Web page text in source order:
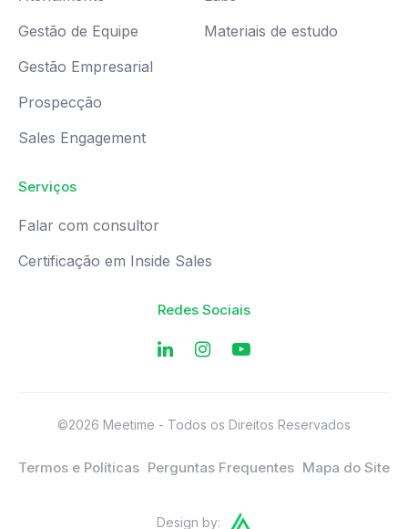
Gestão de Equipe
Gestão Empresarial
Prospecção
Sales Engagement
Materiais de estudo
Serviços
Falar com consultor
Certificação em Inside Sales
Redes Sociais
©2026 Meetime - Todos os Direitos Reservados
Termos e Políticas Perguntas Frequentes Mapa do Site
Design by: